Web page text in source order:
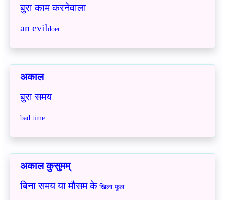
बुरा काम करनेवाला
an evildoer
अकाल
बुरा समय
bad time
अकाल कुसुमम्
बिना समय या मौसम के खिला फूल